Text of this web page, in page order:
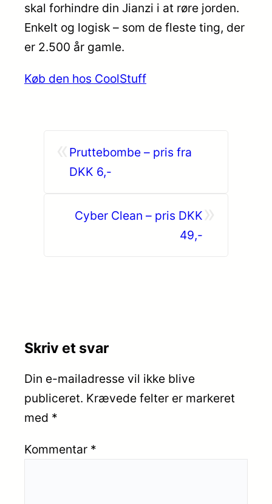
skal forhindre din Jianzi i at røre jorden.
Enkelt og logisk – som de fleste ting, der
er 2.500 år gamle.
Køb den hos CoolStuff
Pruttebombe – pris fra
DKK 6,-
Cyber Clean – pris DKK
49,-
Skriv et svar
Din e-mailadresse vil ikke blive
publiceret. Krævede felter er markeret
med *
Kommentar *